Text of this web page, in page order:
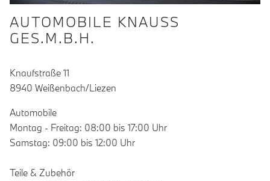
AUTOMOBILE KNAUSS
GES.M.B.H.
Knaufstraße 11
8940 Weißenbach/Liezen
Automobile
Montag - Freitag: 08:00 bis 17:00 Uhr
Samstag: 09:00 bis 12:00 Uhr
Teile & Zubehör